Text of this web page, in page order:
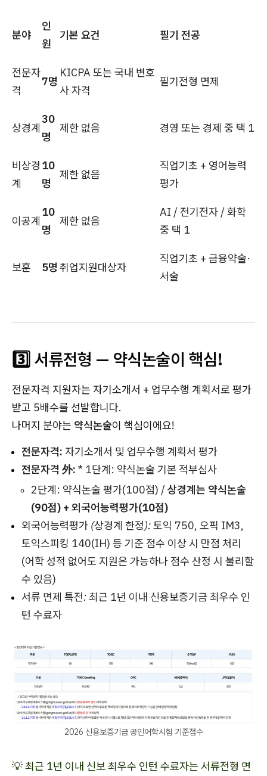
분야
인
원
기본 요건 필기 전공
전문자
격
7명
KICPA 또는 국내 변호
사 자격
필기전형 면제
상경계
30
명
제한 없음 경영 또는 경제 중 택 1
비상경
계
10
명
제한 없음
직업기초 + 영어능력
평가
이공계
10
명
제한 없음
AI / 전기전자 / 화학
중 택 1
보훈 5명 취업지원대상자
직업기초 + 금융약술·
서술
3️⃣ 서류전형 — 약식논술이 핵심!
전문자격 지원자는 자기소개서 + 업무수행 계획서로 평가
받고 5배수를 선발합니다.
나머지 분야는 약식논술이 핵심이에요!
전문자격: 자기소개서 및 업무수행 계획서 평가
전문자격 外: * 1단계: 약식논술 기본 적부심사
2단계: 약식논술 평가(100점) / 상경계는 약식논술
(90점) + 외국어능력평가(10점)
외국어능력평가 (상경계 한정):토익 750, 오픽 IM3,
토익스피킹 140(IH) 등 기준 점수 이상 시 만점 처리
(어학 성적 없어도 지원은 가능하나 점수 산정 시 불리할
수 있음)
서류 면제 특전:최근 1년 이내 신용보증기금 최우수 인
턴 수료자
2026 신용보증기금 공인어학시험 기준점수
💡 최근 1년 이내 신보 최우수 인턴 수료자는 서류전형 면